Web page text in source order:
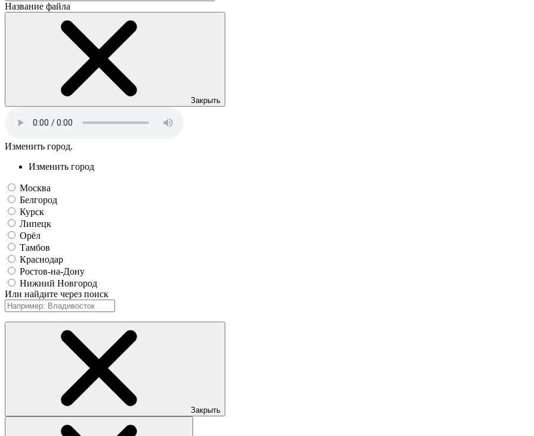
Название файла
Закрыть
Изменить город.
Изменить город
Москва
Белгород
Курск
Липецк
Орёл
Тамбов
Краснодар
Ростов-на-Дону
Нижний Новгород
Или найдите через поиск
Закрыть